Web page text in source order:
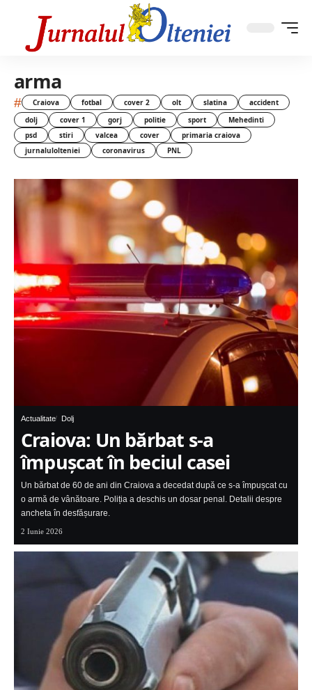
arma
# Craiova fotbal cover 2 olt slatina
accident
dolj
cover 1 gorj politie sport
Mehedinti
psd
stiri valcea cover
primaria craiova
jurnalulolteniei
coronavirus PNL
Actualitate Dolj
Craiova: Un bărbat s-a
împușcat în beciul casei
Un bărbat de 60 de ani din Craiova a decedat după ce s-a împușcat cu
o armă de vânătoare. Poliția a deschis un dosar penal. Detalii despre
ancheta în desfășurare.
2 Iunie 2026